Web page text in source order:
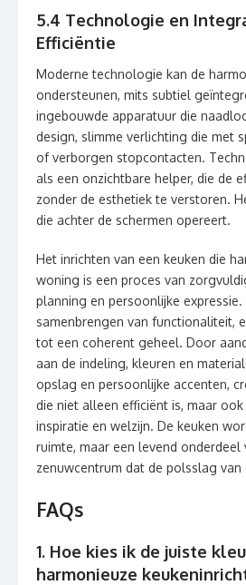
5.4 Technologie en
Efficiëntie
Moderne technologie kan de
ondersteunen, mits subtiel
ingebouwde apparatuur die
design, slimme verlichting die met
of verborgen stopcontacten.
als een onzichtbare helper, die de
zonder de esthetiek te verstoren.
die achter de schermen opereert.
Het inrichten van een keuken die
woning is een proces van
planning en persoonlijke
samenbrengen van functionaliteit,
tot een coherent geheel. Door
aan de indeling, kleuren en
opslag en persoonlijke accenten,
die niet alleen efficiënt is, maar
inspiratie en welzijn. De keuken
ruimte, maar een levend onderdeel
zenuwcentrum dat de polsslag
FAQs
1. Hoe kies ik de juiste
harmonieuze